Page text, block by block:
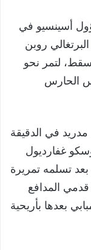
أسينسيو في
روبن
لتمر نحو
الحارس
في الدقيقة
غفارديول
تسلمه تمريرة
المدافع
بعدها بأريحية